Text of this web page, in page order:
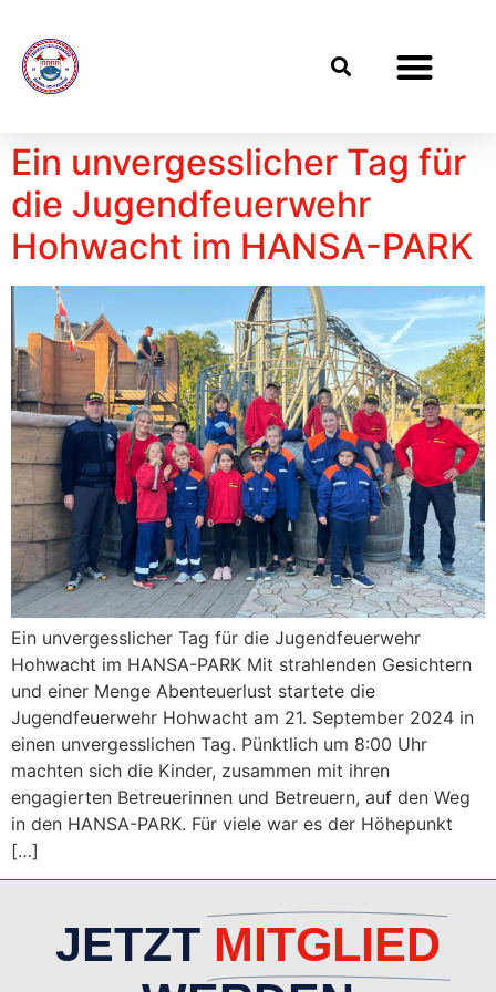
Ein unvergesslicher Tag für
die Jugendfeuerwehr
Hohwacht im HANSA-PARK
Ein unvergesslicher Tag für die Jugendfeuerwehr
Hohwacht im HANSA-PARK Mit strahlenden Gesichtern
und einer Menge Abenteuerlust startete die
Jugendfeuerwehr Hohwacht am 21. September 2024 in
einen unvergesslichen Tag. Pünktlich um 8:00 Uhr
machten sich die Kinder, zusammen mit ihren
engagierten Betreuerinnen und Betreuern, auf den Weg
in den HANSA-PARK. Für viele war es der Höhepunkt
[…]
JETZT MITGLIED